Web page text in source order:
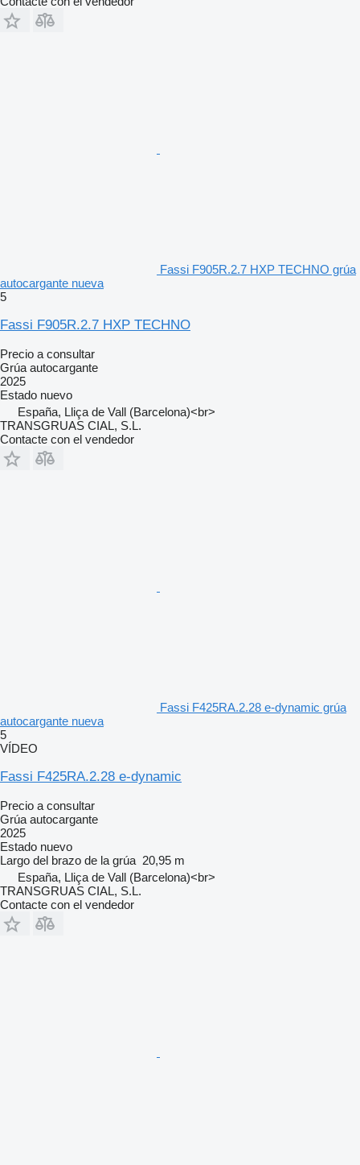
Fassi F905R.2.7 HXP TECHNO grúa
autocargante nueva
5
Fassi F905R.2.7 HXP TECHNO
Precio a consultar
Grúa autocargante
2025
Estado nuevo
España, Lliça de Vall (Barcelona)<br>
TRANSGRUAS CIAL, S.L.
Contacte con el vendedor
Fassi F425RA.2.28 e-dynamic grúa
autocargante nueva
5
VÍDEO
Fassi F425RA.2.28 e-dynamic
Precio a consultar
Grúa autocargante
2025
Estado nuevo
Largo del brazo de la grúa 20,95 m
España, Lliça de Vall (Barcelona)<br>
TRANSGRUAS CIAL, S.L.
Contacte con el vendedor